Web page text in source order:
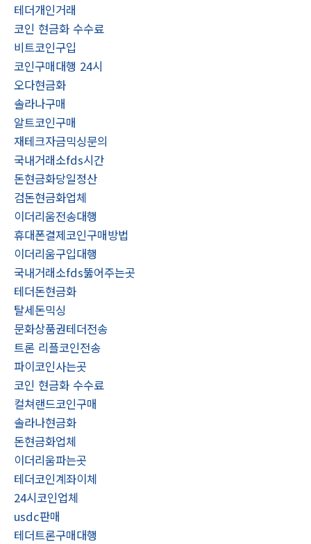
테더개인거래
코인 현금화 수수료
비트코인구입
코인구매대행 24시
오다현금화
솔라나구매
알트코인구매
재테크자금믹싱문의
국내거래소fds시간
돈현금화당일정산
검돈현금화업체
이더리움전송대행
휴대폰결제코인구매방법
이더리움구입대행
국내거래소fds뚫어주는곳
테더돈현금화
탈세돈믹싱
문화상품권테더전송
트론 리플코인전송
파이코인사는곳
코인 현금화 수수료
컬쳐랜드코인구매
솔라나현금화
돈현금화업체
이더리움파는곳
테더코인계좌이체
24시코인업체
usdc판매
테더트론구매대행